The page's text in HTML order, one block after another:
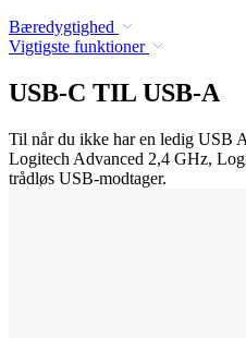
Bæredygtighed
Vigtigste funktioner
USB-C TIL USB-A
Til når du ikke har en ledig USB
Logitech Advanced 2,4 GHz,
trådløs USB-modtager.